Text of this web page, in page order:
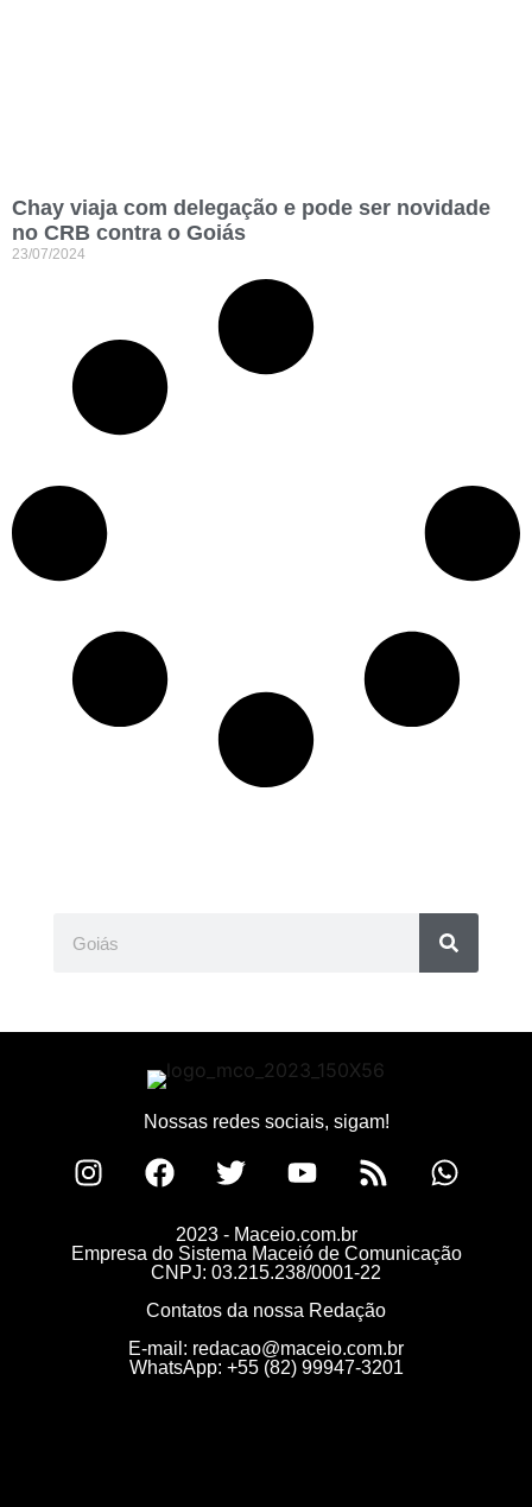
Chay viaja com delegação e pode ser novidade
no CRB contra o Goiás
23/07/2024
Nossas redes sociais, sigam!
2023 - Maceio.com.br
Empresa do Sistema Maceió de Comunicação
CNPJ: 03.215.238/0001-22
Contatos da nossa Redação
E-mail: redacao@maceio.com.br
WhatsApp: +55 (82) 99947-3201